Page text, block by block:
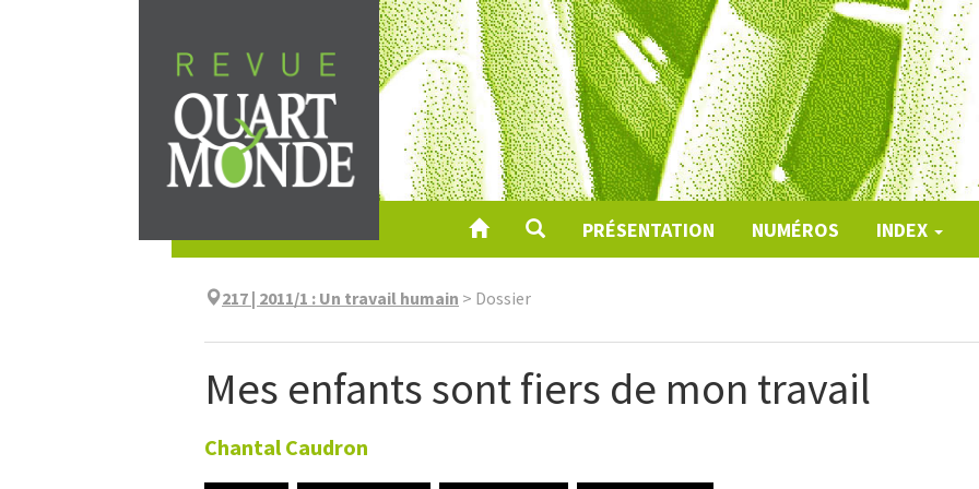
au
contenu
PRÉSENTATION NUMÉROS INDEX
217 | 2011/1 : Un travail humain > Dossier
Mes enfants sont fiers de mon travail
ChantalCaudron